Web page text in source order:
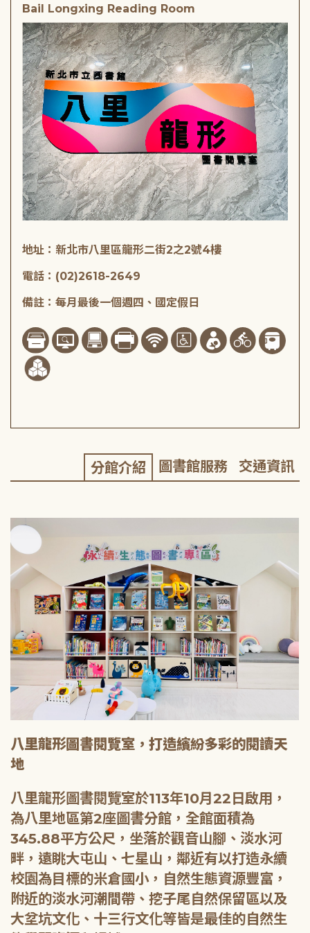
Bail Longxing Reading Room
地址：新北市八里區龍形二街2之2號4樓
電話：(02)2618-2649
備註：每月最後一個週四、國定假日
分館介紹 圖書館服務 交通資訊
八里龍形圖書閱覽室，打造繽紛多彩的閱讀天
地
八里龍形圖書閱覽室於113年10月22日啟用，
為八里地區第2座圖書分館，全館面積為
345.88平方公尺，坐落於觀音山腳、淡水河
畔，遠眺大屯山、七星山，鄰近有以打造永續
校園為目標的米倉國小，自然生態資源豐富，
附近的淡水河潮間帶、挖子尾自然保留區以及
大坌坑文化、十三行文化等皆是最佳的自然生